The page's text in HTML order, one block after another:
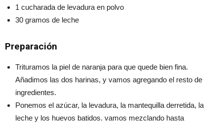
1 cucharada de levadura en polvo
30 gramos de leche
Preparación
Trituramos la piel de naranja para que quede bien fina.
Añadimos las dos harinas, y vamos agregando el resto de
ingredientes.
Ponemos el azúcar, la levadura, la mantequilla derretida, la
leche y los huevos batidos. vamos mezclando hasta